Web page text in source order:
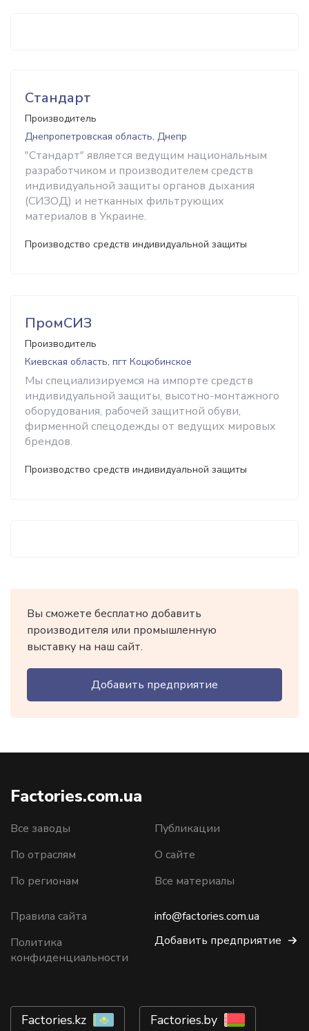
Стандарт
Производитель
Днепропетровская область, Днепр
"Стандарт" является ведущим национальным
разработчиком и производителем средств
индивидуальной защиты органов дыхания
(СИЗОД) и нетканных фильтрующих
материалов в Украине.
Производство средств индивидуальной защиты
ПромСИЗ
Производитель
Киевская область, пгт Коцюбинское
Мы специализируемся на импорте средств
индивидуальной защиты, высотно-монтажного
оборудования, рабочей защитной обуви,
фирменной спецодежды от ведущих мировых
брендов.
Производство средств индивидуальной защиты
Вы сможете бесплатно добавить
производителя или промышленную
выставку на наш сайт.
Добавить предприятие
Factories.com.ua
Все заводы
По отраслям
По регионам
Публикации
О сайте
Все материалы
Правила сайта
Политика
конфиденциальности
info@factories.com.ua
Добавить предприятие
Factories.kz Factories.by